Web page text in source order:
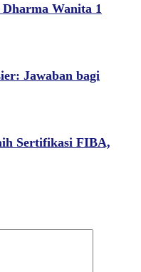
Wanita 1
Jawaban bagi
Sertifikasi FIBA,